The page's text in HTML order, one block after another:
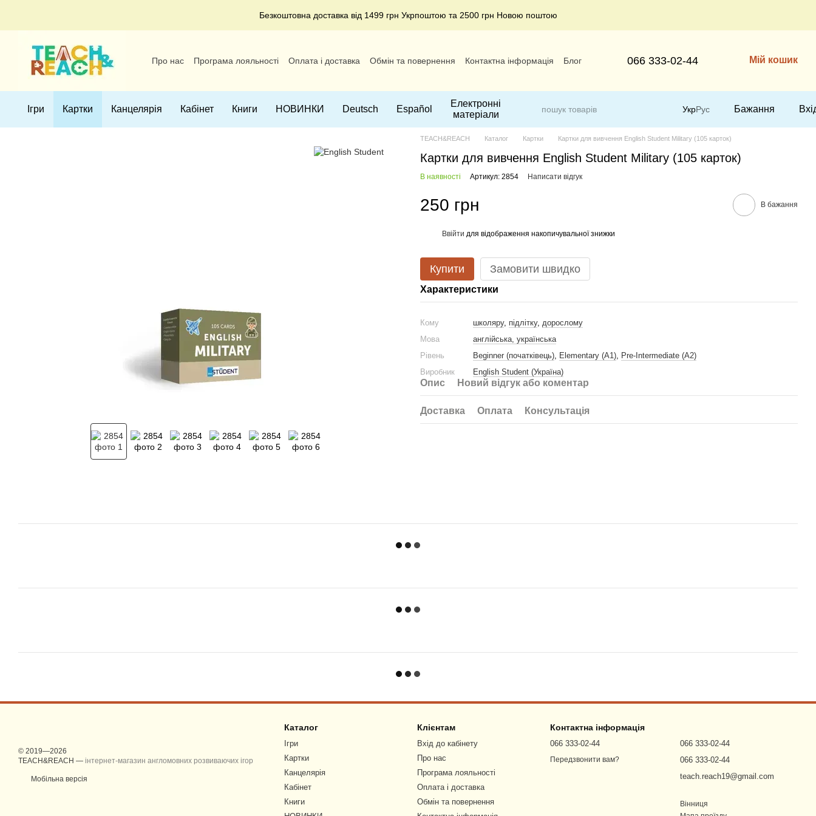
Безкоштовна доставка від 1499 грн Укрпоштою та 2500 грн Новою поштою
Про нас Програма лояльності Оплата і доставка Обмін та повернення Контактна інформація
Блог
066 333-02-44 Мій кошик
Ігри Картки Канцелярія Кабінет Книги НОВИНКИ Deutsch Español
Електронні
матеріали
УкрРус Бажання
TEACH&REACH Каталог Картки Картки для вивчення English Student Military (105 карток)
Картки для вивчення English Student Military (105 карток)
В наявності Артикул: 2854 Написати відгук
250 грн В бажання
Ввійти для відображення накопичувальної знижки
Купити Замовити швидко
Характеристики
Кому школяру, підлітку, дорослому
Мова
англійська, українська
Рівень
Beginner (початківець), Elementary (A1), Pre-Intermediate (A2)
Виробник
English Student (Україна)
Опис Новий відгук або коментар
Доставка Оплата Консультація
© 2019—2026
TEACH&REACH — інтернет-магазин англомовних розвиваючих ігор
Мобільна версія
Каталог
Ігри
Картки
Канцелярія
Кабінет
Книги
Клієнтам
Вхід до кабінету
Про нас
Програма лояльності
Оплата і доставка
Обмін та повернення
Контактна інформація
066 333-02-44
Передзвонити вам?
066 333-02-44
066 333-02-44
teach.reach19@gmail.com
Вінниця